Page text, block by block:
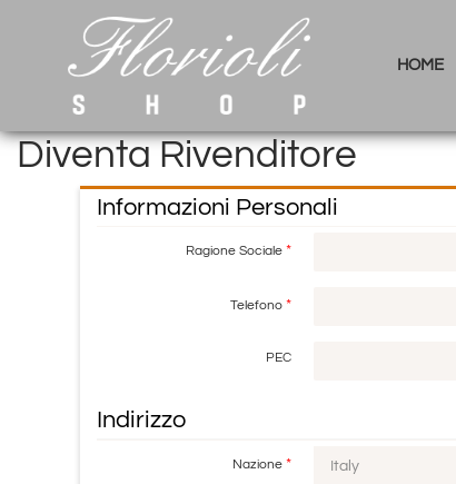
HOME
Diventa Rivenditore
Informazioni Personali
Ragione Sociale *
Telefono *
PEC
Indirizzo
Nazione *